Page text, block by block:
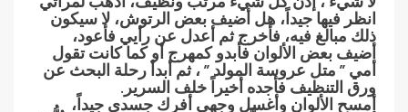
انظر فيها جيداً، هل أضيف بعض الرتوش، لا سيكون
ذلك مبالغ فيه، فأخرج ثم أعدل عن رأيي فأعود،
أضيف بعض الألوان فأبدو كمهرج أو كما كانت تقول
أمي ” متل عروسة المولد ” ، ثم أبدأ رحلة البحث عن
ورق التنظيف فأجده أخيراً خلف السرير.
أمسح الألوان وأغسل وجهي أفرك جسدي جيداً،